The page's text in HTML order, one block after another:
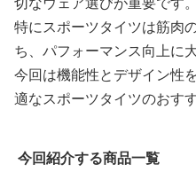
特にスポーツタイツは筋肉
ち、パフォーマンス向上に
今回は機能性とデザイン性
適なスポーツタイツのおす
今回紹介する商品一覧